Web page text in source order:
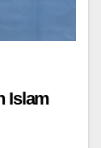
Islam